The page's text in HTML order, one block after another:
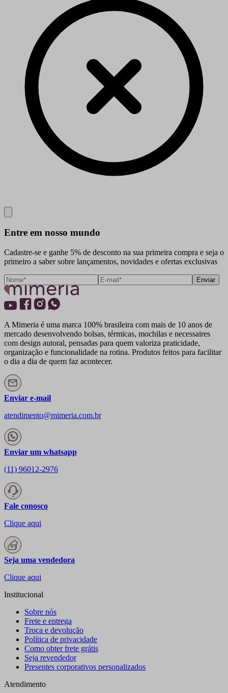
Entre em nosso mundo
Cadastre-se e ganhe 5% de desconto na sua primeira compra e seja o
primeiro a saber sobre lançamentos, novidades e ofertas exclusivas
Enviar
A Mimeria é uma marca 100% brasileira com mais de 10 anos de
mercado desenvolvendo bolsas, térmicas, mochilas e necessaires
com design autoral, pensadas para quem valoriza praticidade,
organização e funcionalidade na rotina. Produtos feitos para facilitar
o dia a dia de quem faz acontecer.
Enviar e-mail
atendimento@mimeria.com.br
Enviar um whatsapp
(11) 96012-2976
Fale conosco
Clique aqui
Seja uma vendedora
Clique aqui
Institucional
Sobre nós
Frete e entrega
Troca e devolução
Política de privacidade
Como obter frete grátis
Seja revendedor
Presentes corporativos personalizados
Atendimento